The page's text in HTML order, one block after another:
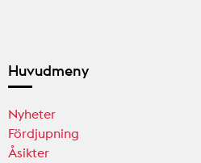
Huvudmeny
Nyheter
Fördjupning
Åsikter